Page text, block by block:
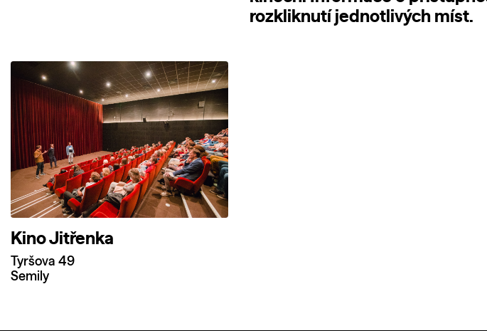
rozkliknutí jednotlivých míst.
Kino Jitřenka
Tyršova 49
Semily